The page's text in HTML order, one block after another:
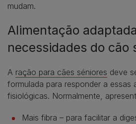
mudam.
Alimentação
necessidades do cão
A ração para cães séniores deve
formulada para responder a essas
fisiológicas. Normalmente,
Mais fibra – para facilitar a